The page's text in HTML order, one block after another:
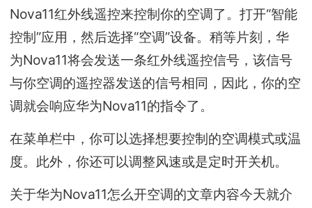
Nova11红外线遥控来控制你的空调了。打开“智能
控制”应用，然后选择“空调”设备。稍等片刻，华
为Nova11将会发送一条红外线遥控信号，该信号
与你空调的遥控器发送的信号相同，因此，你的空
调就会响应华为Nova11的指令了。
在菜单栏中，你可以选择想要控制的空调模式或温
度。此外，你还可以调整风速或是定时开关机。
关于华为Nova11怎么开空调的文章内容今天就介